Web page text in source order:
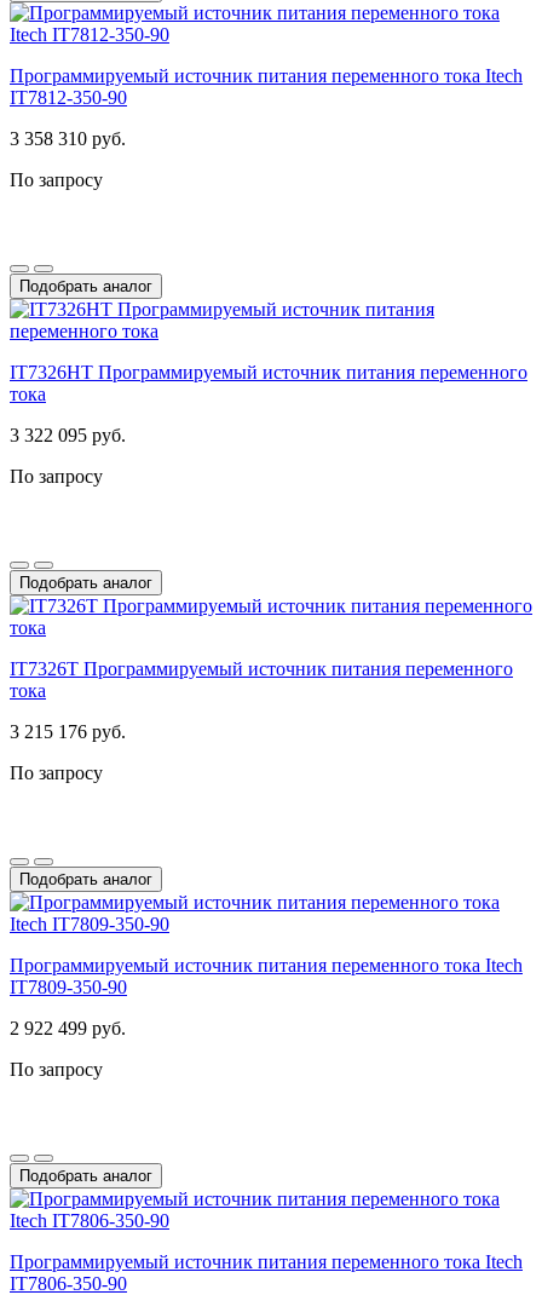
Программируемый источник питания переменного тока Itech
IT7812-350-90
3 358 310 руб.
По запросу
Подобрать аналог
IT7326HT Программируемый источник питания переменного
тока
3 322 095 руб.
По запросу
Подобрать аналог
IT7326T Программируемый источник питания переменного
тока
3 215 176 руб.
По запросу
Подобрать аналог
Программируемый источник питания переменного тока Itech
IT7809-350-90
2 922 499 руб.
По запросу
Подобрать аналог
Программируемый источник питания переменного тока Itech
IT7806-350-90